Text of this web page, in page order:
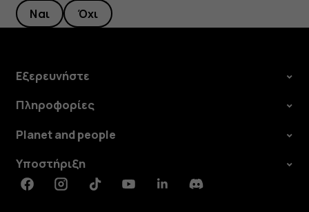
Ναι Όχι
Εξερευνήστε
Πληροφορίες
Planet and people
Υποστήριξη
FacebookInstagramTiktokYoutubeLinkedinDiscord